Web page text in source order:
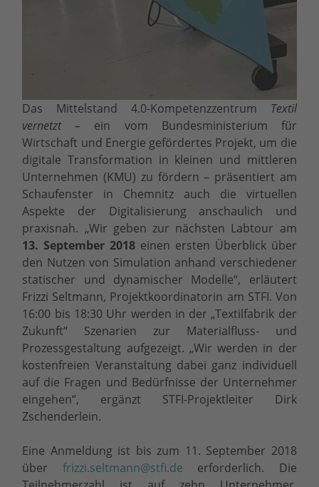
Das Mittelstand 4.0-Kompetenzzentrum Textil
vernetzt – ein vom Bundesministerium für
Wirtschaft und Energie gefördertes Projekt, um die
digitale Transformation in kleinen und mittleren
Unternehmen (KMU) zu fördern – präsentiert am
Schaufenster in Chemnitz auch die virtuellen
Aspekte der Digitalisierung anschaulich und
praxisnah. „Wir geben zur nächsten Labtour am
13. September 2018 einen ersten Überblick über
den Nutzen von Simulation anhand verschiedener
statischer und dynamischer Modelle“, erläutert
Frizzi Seltmann, Projektkoordinatorin am STFI. Von
16:00 bis 18:30 Uhr werden in der „Textilfabrik der
Zukunft“ Szenarien zur Materialfluss- und
Prozessgestaltung aufgezeigt. „Wir werden in der
kostenfreien Veranstaltung dabei ganz individuell
auf die Fragen und Bedürfnisse der Unternehmer
eingehen“, ergänzt STFI-Projektleiter Dirk
Zschenderlein.
Eine Anmeldung ist bis zum 11. September 2018
über frizzi.seltmann@stfi.de erforderlich. Die